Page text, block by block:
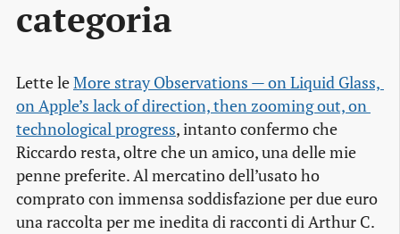
categoria
Lette leMore stray Observations — on Liquid Glass,
on Apple’s lack of direction, then zooming out, on
technological progress, intanto confermo che
Riccardo resta, oltre che un amico, una delle mie
penne preferite. Al mercatino dell’usato ho
comprato con immensa soddisfazione per due euro
una raccolta per me inedita di racconti di Arthur C.